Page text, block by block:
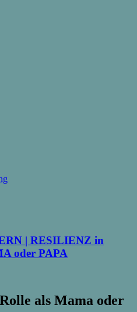
| RESILIENZ in
oder PAPA
als Mama oder